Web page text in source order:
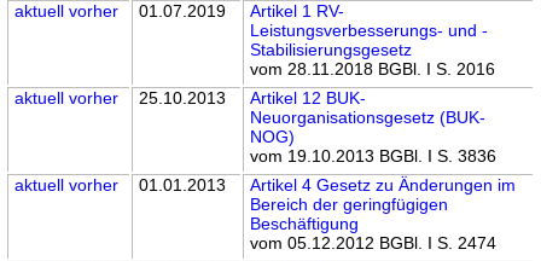
aktuell vorher 01.07.2019
Artikel 1 RV-
Leistungsverbesserungs- und -
Stabilisierungsgesetz
vom 28.11.2018 BGBl. I S. 2016
aktuell vorher 25.10.2013
Artikel 12 BUK-
Neuorganisationsgesetz (BUK-
NOG)
vom 19.10.2013 BGBl. I S. 3836
aktuell vorher 01.01.2013
Artikel 4 Gesetz zu Änderungen im
Bereich der geringfügigen
Beschäftigung
vom 05.12.2012 BGBl. I S. 2474